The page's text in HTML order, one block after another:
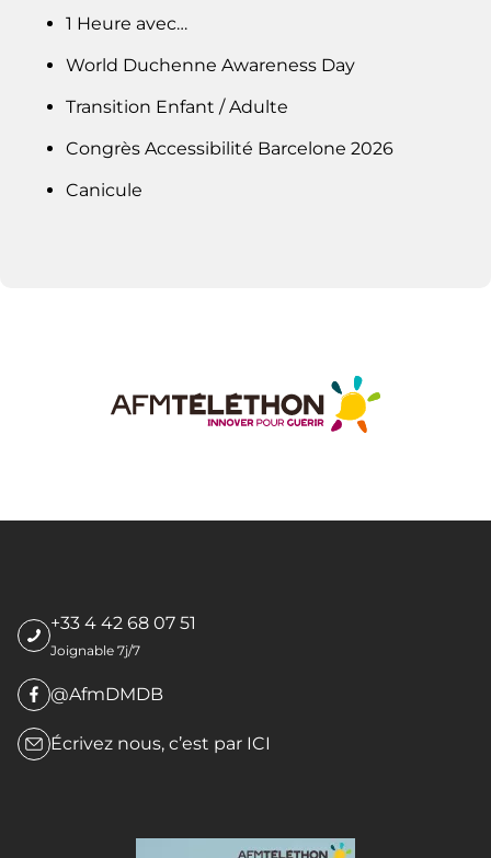
1 Heure avec…
World Duchenne Awareness Day
Transition Enfant / Adulte
Congrès Accessibilité Barcelone 2026
Canicule
+33 4 42 68 07 51
Joignable 7j/7
@AfmDMDB
Écrivez nous, c’est par ICI